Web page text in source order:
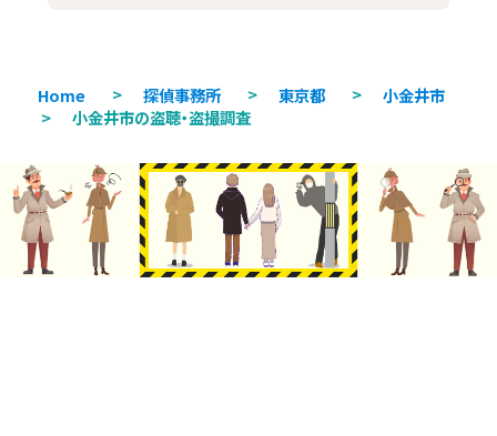
Home > 探偵事務所 > 東京都 >
小金井市
>
小金井市の盗聴・盗撮調査